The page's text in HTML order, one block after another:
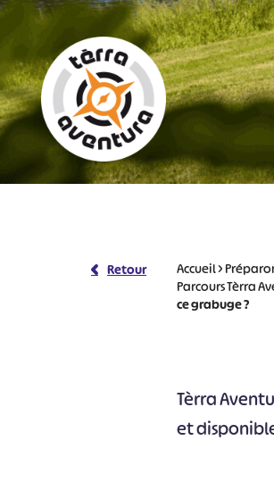
Retour Accueil>
Parcours Tèrra
ce grabuge ?
Tèrra
et